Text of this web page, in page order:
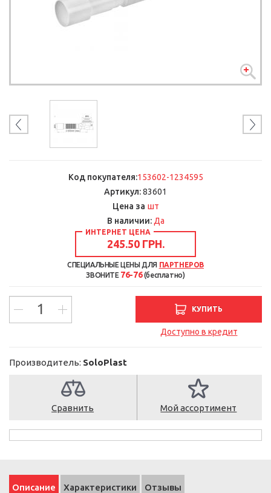
Код покупателя:153602-1234595
Артикул:83601
Цена за шт
В наличии: Да
ИНТЕРНЕТ ЦЕНА
245.50 ГРН.
СПЕЦИАЛЬНЫЕ ЦЕНЫ ДЛЯ ПАРТНЕРОВ
ЗВОНИТЕ 76-76(бесплатно)
КУПИТЬ
Доступно в кредит
Производитель: SoloPlast
Сравнить Мой ассортимент
Описание Характеристики Отзывы